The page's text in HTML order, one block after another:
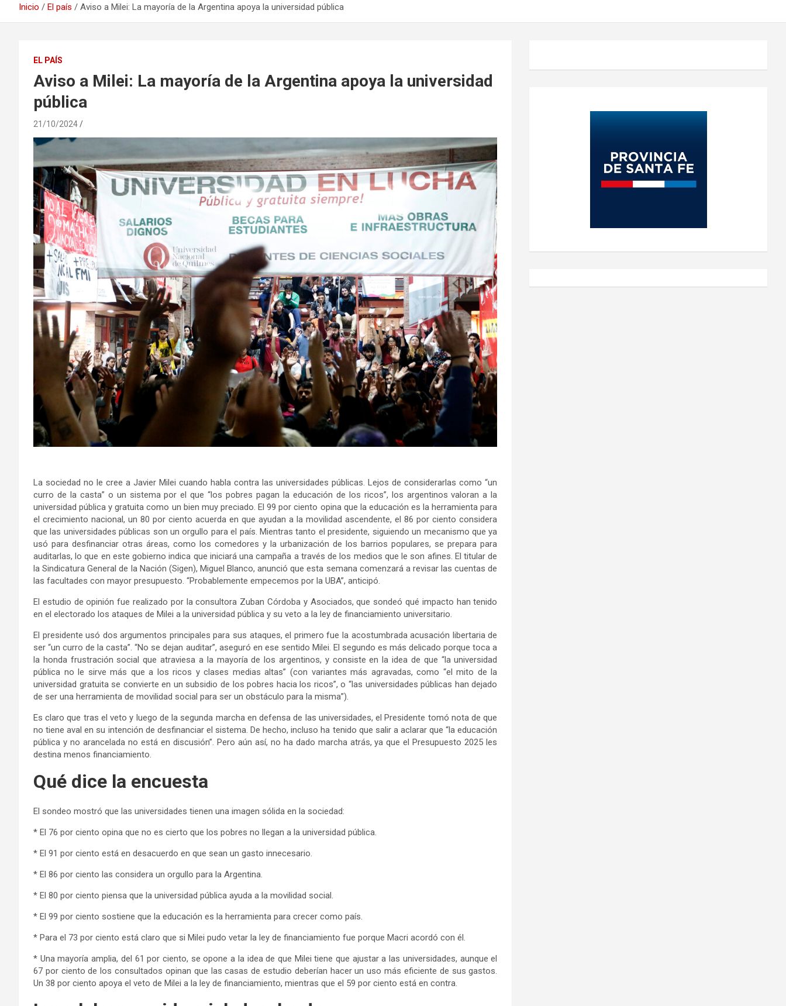
Inicio El país Aviso a Milei: La mayoría de la Argentina apoya la universidad pública
EL PAÍS
Aviso a Milei: La mayoría de la Argentina apoya la universidad
pública
21/10/2024
La sociedad no le cree a Javier Milei cuando habla contra las universidades públicas. Lejos de considerarlas como “un
curro de la casta” o un sistema por el que “los pobres pagan la educación de los ricos”, los argentinos valoran a la
universidad pública y gratuita como un bien muy preciado. El 99 por ciento opina que la educación es la herramienta para
el crecimiento nacional, un 80 por ciento acuerda en que ayudan a la movilidad ascendente, el 86 por ciento considera
que las universidades públicas son un orgullo para el país. Mientras tanto el presidente, siguiendo un mecanismo que ya
usó para desfinanciar otras áreas, como los comedores y la urbanización de los barrios populares, se prepara para
auditarlas, lo que en este gobierno indica que iniciará una campaña a través de los medios que le son afines. El titular de
la Sindicatura General de la Nación (Sigen), Miguel Blanco, anunció que esta semana comenzará a revisar las cuentas de
las facultades con mayor presupuesto. “Probablemente empecemos por la UBA”, anticipó.
El estudio de opinión fue realizado por la consultora Zuban Córdoba y Asociados, que sondeó qué impacto han tenido
en el electorado los ataques de Milei a la universidad pública y su veto a la ley de financiamiento universitario.
El presidente usó dos argumentos principales para sus ataques, el primero fue la acostumbrada acusación libertaria de
ser “un curro de la casta”. “No se dejan auditar”, aseguró en ese sentido Milei. El segundo es más delicado porque toca a
la honda frustración social que atraviesa a la mayoría de los argentinos, y consiste en la idea de que “la universidad
pública no le sirve más que a los ricos y clases medias altas” (con variantes más agravadas, como “el mito de la
universidad gratuita se convierte en un subsidio de los pobres hacia los ricos”, o “las universidades públicas han dejado
de ser una herramienta de movilidad social para ser un obstáculo para la misma”).
Es claro que tras el veto y luego de la segunda marcha en defensa de las universidades, el Presidente tomó nota de que
no tiene aval en su intención de desfinanciar el sistema. De hecho, incluso ha tenido que salir a aclarar que “la educación
pública y no arancelada no está en discusión”. Pero aún así, no ha dado marcha atrás, ya que el Presupuesto 2025 les
destina menos financiamiento.
Qué dice la encuesta
El sondeo mostró que las universidades tienen una imagen sólida en la sociedad:
* El 76 por ciento opina que no es cierto que los pobres no llegan a la universidad pública.
* El 91 por ciento está en desacuerdo en que sean un gasto innecesario.
* El 86 por ciento las considera un orgullo para la Argentina.
* El 80 por ciento piensa que la universidad pública ayuda a la movilidad social.
* El 99 por ciento sostiene que la educación es la herramienta para crecer como país.
* Para el 73 por ciento está claro que si Milei pudo vetar la ley de financiamiento fue porque Macri acordó con él.
* Una mayoría amplia, del 61 por ciento, se opone a la idea de que Milei tiene que ajustar a las universidades, aunque el
67 por ciento de los consultados opinan que las casas de estudio deberían hacer un uso más eficiente de sus gastos.
Un 38 por ciento apoya el veto de Milei a la ley de financiamiento, mientras que el 59 por ciento está en contra.